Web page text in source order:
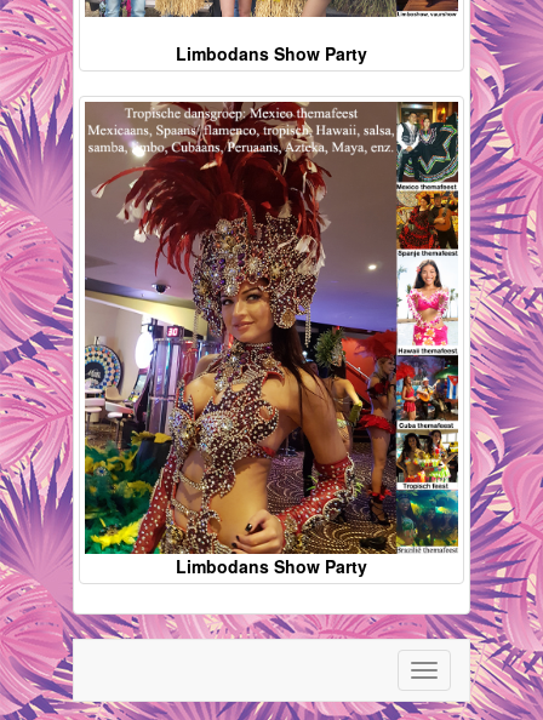
Limbodans Show Party
Limbodans Show Party
Toggle
navigation